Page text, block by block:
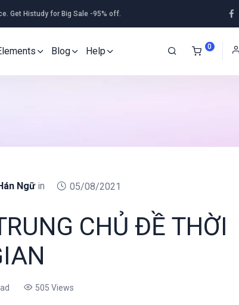
Get Histudy for Big Sale -95% off.
Blog Help 0
Ngữin 05/08/2021
CHỦ ĐỀ THỜI
505 Views